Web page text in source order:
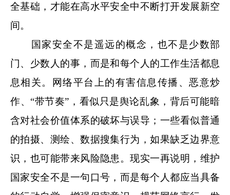
全基础，才能在高水平安全中不断打开发展新空
间。
国家安全不是遥远的概念，也不是少数部
门、少数人的事，而是和每个人的工作生活都息
息相关。网络平台上的有害信息传播、恶意炒
作、“带节奏”，看似只是舆论乱象，背后可能暗
含对社会价值体系的破坏与误导；一些看似普通
的拍摄、测绘、数据搜集行为，如果缺乏边界意
识，也可能带来风险隐患。现实一再说明，维护
国家安全不是一句口号，而是每个人都应当具备